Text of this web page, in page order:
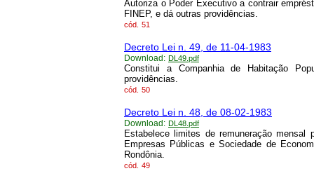
Autoriza o Poder Executivo a contrair
FINEP, e dá outras providências.
cód. 51
Decreto Lei n. 49, de 11-04-1983
Download: DL49.pdf
Constitui a Companhia de Habitação
providências.
cód. 50
Decreto Lei n. 48, de 08-02-1983
Download: DL48.pdf
Estabelece limites de remuneração
Empresas Públicas e Sociedade de
Rondônia.
cód. 49